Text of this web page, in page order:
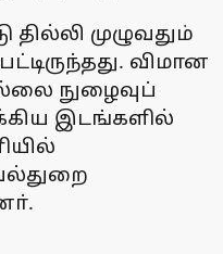
முழுவதும்
விமான
நுழைவுப்
இடங்களில்